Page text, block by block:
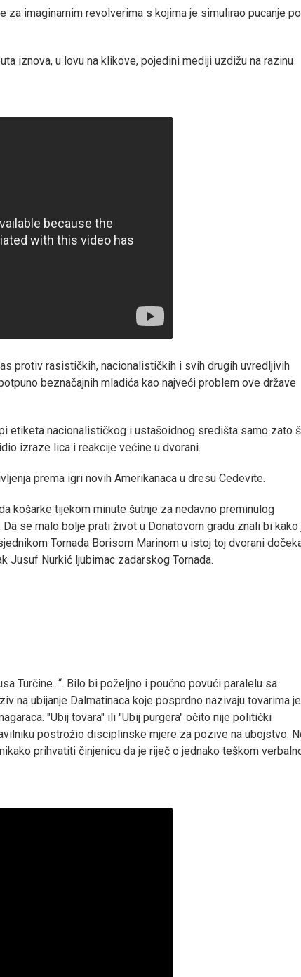
za imaginarnim revolverima s kojima je simulirao pucanje po
iznova, u lovu na klikove, pojedini mediji uzdižu na razinu
protiv rasističkih, nacionalističkih i svih drugih uvredljivih
beznačajnih mladića kao najveći problem ove države
etiketa nacionalističkog i ustašoidnog središta samo zato
izraze lica i reakcije većine u dvorani.
prema igri novih Amerikanaca u dresu Cedevite.
košarke tijekom minute šutnje za nedavno preminulog
se malo bolje prati život u Donatovom gradu znali bi kako
Tornada Borisom Marinom u istoj toj dvorani
Jusuf Nurkić ljubimac zadarskog Tornada.
Turčine...“. Bilo bi poželjno i poučno povući paralelu sa
na ubijanje Dalmatinaca koje posprdno nazivaju tovarima
"Ubij tovara" ili "Ubij purgera" očito nije politički
postrožio disciplinske mjere za pozive na ubojstvo.
prihvatiti činjenicu da je riječ o jednako teškom